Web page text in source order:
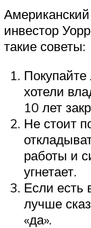
инвестор
такие советы:
хотели
10 лет
Не стоит
работы и
угнетает.
Если есть
лучше
«да».